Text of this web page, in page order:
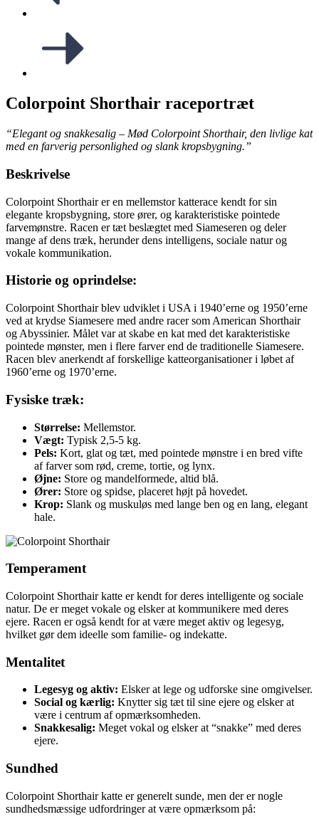
Colorpoint Shorthair raceportræt
“Elegant og snakkesalig – Mød Colorpoint Shorthair, den livlige kat
med en farverig personlighed og slank kropsbygning.”
Beskrivelse
Colorpoint Shorthair er en mellemstor katterace kendt for sin
elegante kropsbygning, store ører, og karakteristiske pointede
farvemønstre. Racen er tæt beslægtet med Siameseren og deler
mange af dens træk, herunder dens intelligens, sociale natur og
vokale kommunikation.
Historie og oprindelse:
Colorpoint Shorthair blev udviklet i USA i 1940’erne og 1950’erne
ved at krydse Siamesere med andre racer som American Shorthair
og Abyssinier. Målet var at skabe en kat med det karakteristiske
pointede mønster, men i flere farver end de traditionelle Siamesere.
Racen blev anerkendt af forskellige katteorganisationer i løbet af
1960’erne og 1970’erne.
Fysiske træk:
Størrelse: Mellemstor.
Vægt: Typisk 2,5-5 kg.
Pels: Kort, glat og tæt, med pointede mønstre i en bred vifte
af farver som rød, creme, tortie, og lynx.
Øjne: Store og mandelformede, altid blå.
Ører: Store og spidse, placeret højt på hovedet.
Krop: Slank og muskuløs med lange ben og en lang, elegant
hale.
Temperament
Colorpoint Shorthair katte er kendt for deres intelligente og sociale
natur. De er meget vokale og elsker at kommunikere med deres
ejere. Racen er også kendt for at være meget aktiv og legesyg,
hvilket gør dem ideelle som familie- og indekatte.
Mentalitet
Legesyg og aktiv: Elsker at lege og udforske sine omgivelser.
Social og kærlig: Knytter sig tæt til sine ejere og elsker at
være i centrum af opmærksomheden.
Snakkesalig: Meget vokal og elsker at “snakke” med deres
ejere.
Sundhed
Colorpoint Shorthair katte er generelt sunde, men der er nogle
sundhedsmæssige udfordringer at være opmærksom på: